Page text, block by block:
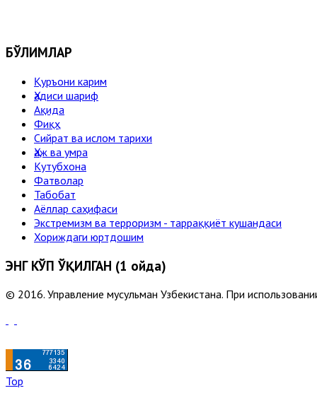
БЎЛИМЛАР
Қуръони карим
Ҳадиси шариф
Ақида
Фиқҳ
Сийрат ва ислом тарихи
Ҳаж ва умра
Кутубхона
Фатволар
Табобат
Аёллар саҳифаси
Экстремизм ва терроризм - тарраққиёт кушандаси
Хориждаги юртдошим
ЭНГ КЎП ЎҚИЛГАН (1 ойда)
© 2016. Управление мусульман Узбекистана. При
Top